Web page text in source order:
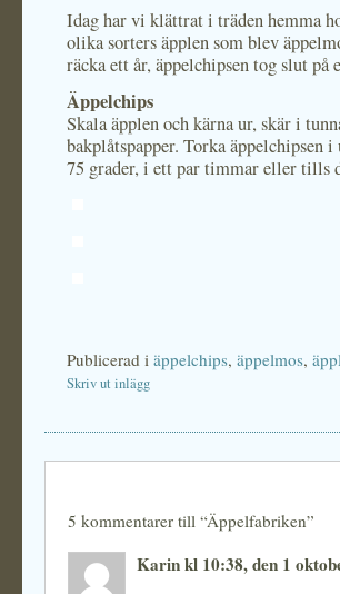
Idag har vi klättrat i träden hemma
olika sorters äpplen som blev
räcka ett år, äppelchipsen tog slut på
Äppelchips
Skala äpplen och kärna ur, skär i
bakplåtspapper. Torka äppelchipsen
75 grader, i ett par timmar eller tills
Publicerad i äppelchips, äppelmos,
Skriv ut inlägg
5 kommentarer till “Äppelfabriken”
Karin kl 10:38, den 1